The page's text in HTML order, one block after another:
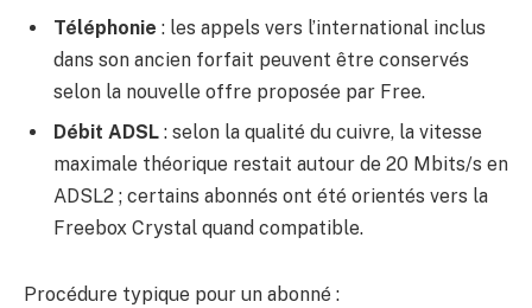
Téléphonie : les appels vers l’international inclus
dans son ancien forfait peuvent être conservés
selon la nouvelle offre proposée par Free.
Débit ADSL : selon la qualité du cuivre, la vitesse
maximale théorique restait autour de 20 Mbits/s en
ADSL2 ; certains abonnés ont été orientés vers la
Freebox Crystal quand compatible.
Procédure typique pour un abonné :